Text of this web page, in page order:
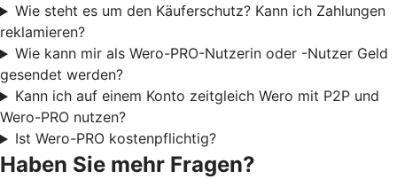
Wie steht es um den Käuferschutz? Kann ich Zahlungen
reklamieren?
Wie kann mir als Wero-PRO-Nutzerin oder -Nutzer Geld
gesendet werden?
Kann ich auf einem Konto zeitgleich Wero mit P2P und
Wero-PRO nutzen?
Ist Wero-PRO kostenpflichtig?
Haben Sie mehr Fragen?